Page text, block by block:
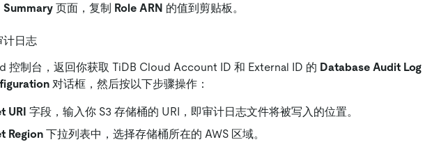
Summary 页面，复制 Role ARN 的值到剪贴板。
计日志
控制台，返回你获取 TiDB Cloud Account ID 和 External ID 的 Database Audit Log
对话框，然后按以下步骤操作：
URI 字段，输入你 S3 存储桶的 URI，即审计日志文件将被写入的位置。
Region 下拉列表中，选择存储桶所在的 AWS 区域。